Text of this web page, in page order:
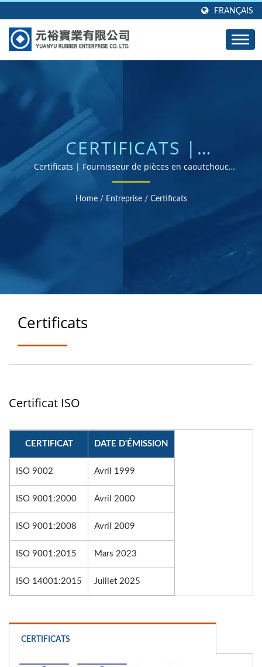
FRANÇAIS
CERTIFICATS |
GROMMETS, JOINTS ET
JOINTS EN
CAOUTCHOUC SUR
MESURE - CONÇUS
Certificats | Fournisseur de pièces en caoutchouc
certifiées ISO et RoHS
Home / Entreprise / Certificats
Certificats
Certificat ISO
CERTIFICAT DATE D'ÉMISSION
ISO 9002 Avril 1999
ISO 9001:2000 Avril 2000
ISO 9001:2008 Avril 2009
ISO 9001:2015 Mars 2023
ISO 14001:2015 Juillet 2025
CERTIFICATS